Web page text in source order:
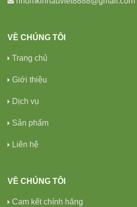
VỀ CHÚNG TÔI
Trang chủ
Giới thiệu
Dịch vụ
Sản phẩm
Liên hệ
VỀ CHÚNG TÔI
Cam kết chính hãng